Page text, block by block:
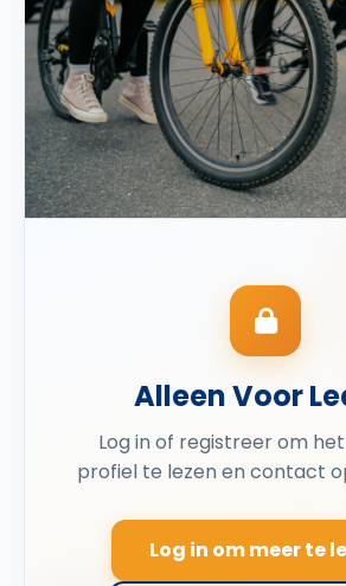
Alleen Voor
Log in of registreer om
profiel te lezen en contact
Log in om meer te